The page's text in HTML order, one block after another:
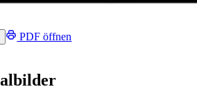
PDF öffnen